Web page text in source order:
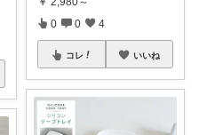
0 0 4
コレ いいね